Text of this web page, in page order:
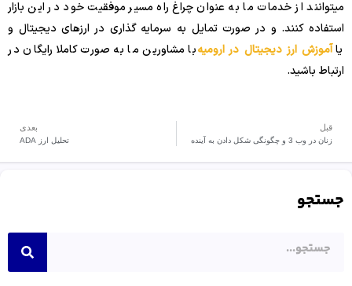
میتوانند از خدمات ما به عنوان چراغ راه مسیر موفقیت خود در این بازار
استفاده کنند. و در صورت تمایل به سرمایه گذاری در ارزهای دیجیتال و
یاآموزش ارز دیجیتال در ارومیهبا مشاورین ما به صورت کاملا رایگان در
ارتباط باشید.
قبل
زنان در وب 3 و چگونگی شکل دادن به آینده
بعدی
تحلیل ارز ADA
جستجو